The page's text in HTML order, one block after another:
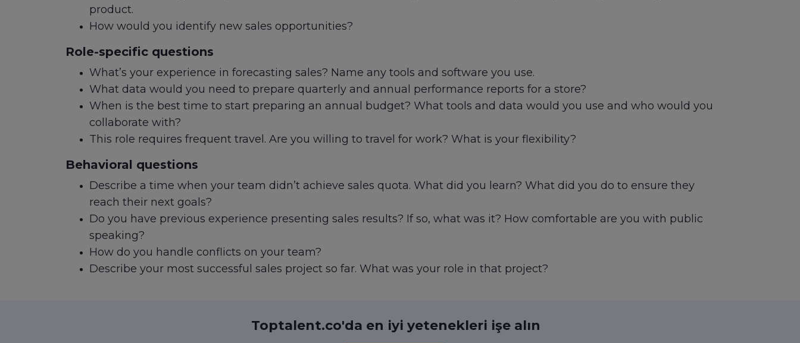
product.
How would you identify new sales opportunities?
Role-specific questions
What’s your experience in forecasting sales? Name any tools and software you use.
What data would you need to prepare quarterly and annual performance reports for a store?
When is the best time to start preparing an annual budget? What tools and data would you use and who would you
collaborate with?
This role requires frequent travel. Are you willing to travel for work? What is your flexibility?
Behavioral questions
Describe a time when your team didn’t achieve sales quota. What did you learn? What did you do to ensure they
reach their next goals?
Do you have previous experience presenting sales results? If so, what was it? How comfortable are you with public
speaking?
How do you handle conflicts on your team?
Describe your most successful sales project so far. What was your role in that project?
Toptalent.co'da en iyi yetenekleri işe alın